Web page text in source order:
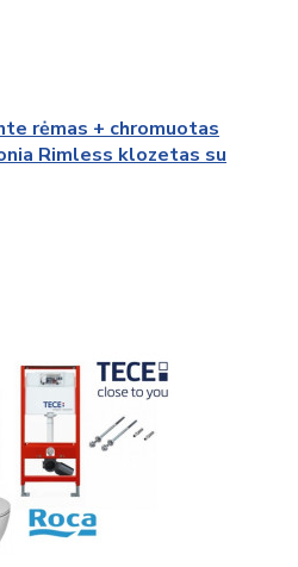
rėmas + chromuotas
Rimless klozetas su